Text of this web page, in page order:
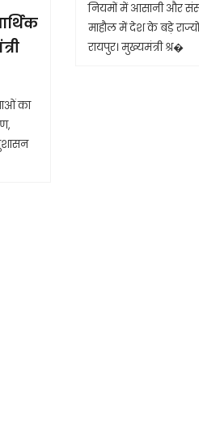
का
नियमों में आसानी और
माहौल में देश के बड़े
रायपुर। मुख्यमंत्री श्र�